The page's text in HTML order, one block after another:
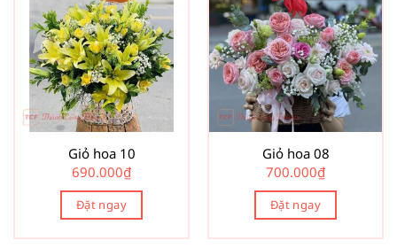
Giỏ hoa 10
690.000₫
Đặt ngay
Giỏ hoa 08
700.000₫
Đặt ngay